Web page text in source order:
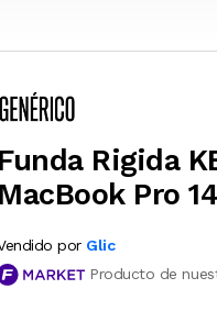
Funda Rigida
MacBook Pro
por Glic
Producto de